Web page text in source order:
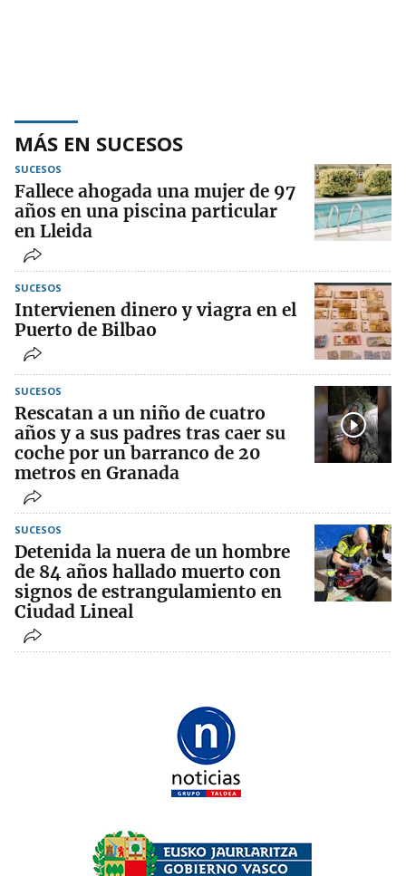
MÁS EN SUCESOS
SUCESOS
Fallece ahogada una mujer de 97
años en una piscina particular
en Lleida
SUCESOS
Intervienen dinero y viagra en el
Puerto de Bilbao
SUCESOS
Rescatan a un niño de cuatro
años y a sus padres tras caer su
coche por un barranco de 20
metros en Granada
SUCESOS
Detenida la nuera de un hombre
de 84 años hallado muerto con
signos de estrangulamiento en
Ciudad Lineal